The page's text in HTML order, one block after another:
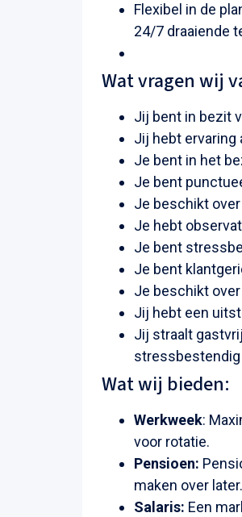
Flexibel in de
24/7 draaiende
Wat vragen wij
Jij bent in bezit
Jij hebt
Je bent in het
Je bent
Je beschikt
Je hebt
Je bent
Je bent
Je beschikt
Jij hebt een
Jij straalt
Wat wij bieden:
Werkweek:
voor rotatie.
Pensioen:
maken over later.
Salaris: Een